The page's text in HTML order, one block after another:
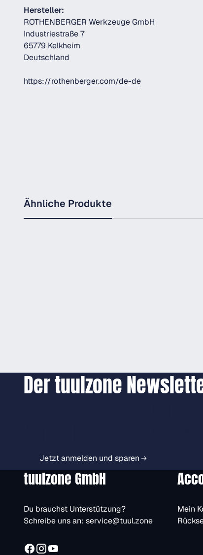
Hersteller:
ROTHENBERGER Werkzeuge GmbH
Industriestraße 7
65779 Kelkheim
Deutschland
https://rothenberger.com/de-de
Ähnliche Produkte
Der tuulzone
Jetzt anmelden und sparen
tuulzone GmbH
Du brauchst Unterstützung?
Schreibe uns an: service@tuul.zone
Mein